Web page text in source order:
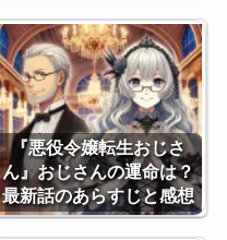
『悪役令嬢転生おじさ
ん』おじさんの運命は？
最新話のあらすじと感想